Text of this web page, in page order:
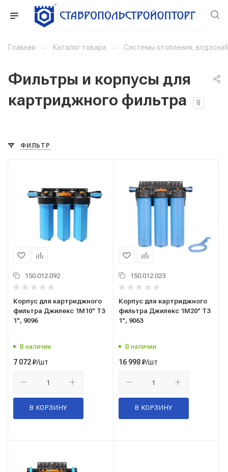
Главная — Каталог товара — Системы отопления,
Фильтры и корпусы для
картриджного фильтра
8
ФИЛЬТР
150.012.092
Корпус для картриджного
фильтра Джилекс 1М10" Т3
1", 9096
В наличии
7 072₽/шт
В КОРЗИНУ
150.012.023
Корпус для картриджного
фильтра Джилекс 1М20" Т3
1", 9063
В наличии
16 998₽/шт
В КОРЗИНУ